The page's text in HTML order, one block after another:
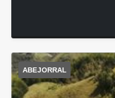
ABEJORRAL